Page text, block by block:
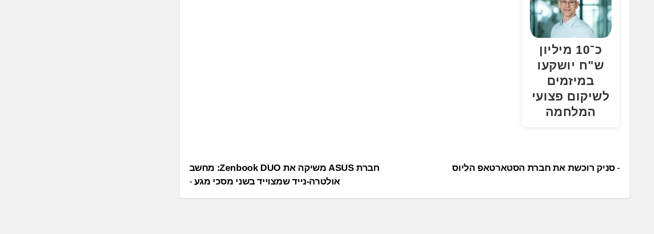
כ־10 מיליון
ש"ח יושקעו
במיזמים
לשיקום פצועי
המלחמה
נ
ו
חברת ASUS משיקה את Zenbook DUO: מחשב
אולטרה-נייד שמצוייד בשני מסכי מגע
סניק רוכשת את חברת הסטארטאפ הליוס